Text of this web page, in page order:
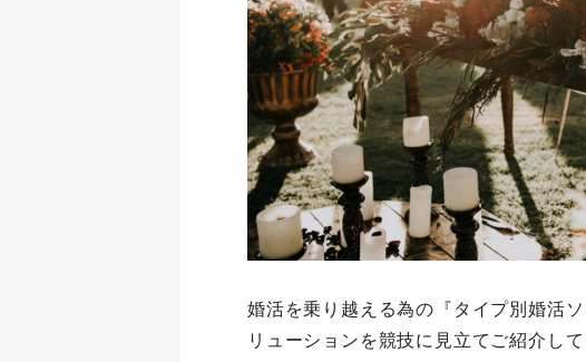
婚活を乗り越える為の『タイプ別婚活
リューションを競技に見立てご紹介して